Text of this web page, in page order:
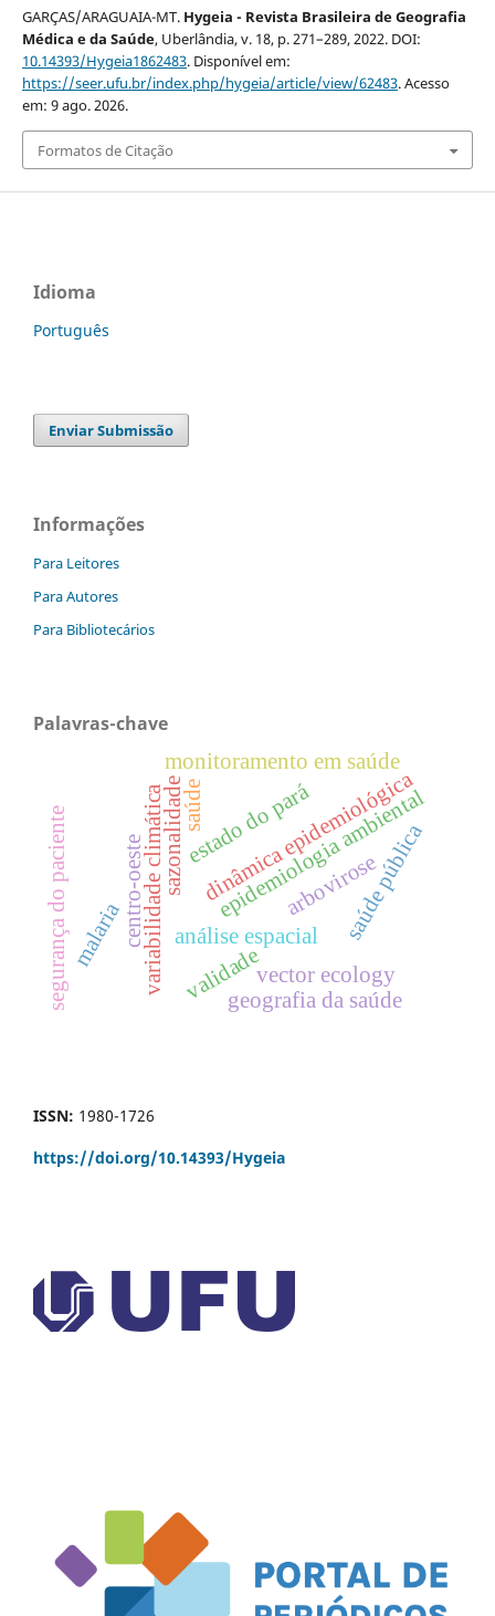
GARÇAS/ARAGUAIA-MT. Hygeia - Revista Brasileira de Geografia
Médica e da Saúde, Uberlândia, v. 18, p. 271–289, 2022. DOI:
10.14393/Hygeia1862483. Disponível em:
https://seer.ufu.br/index.php/hygeia/article/view/62483. Acesso
em: 9 ago. 2026.
Formatos de Citação
Idioma
Português
Enviar Submissão
Informações
Para Leitores
Para Autores
Para Bibliotecários
Palavras-chave
sazonalidade epidemiologia ambiental
saúde pública
estado do pará
variabilidade climática análise espacial
arbovirose
dinâmica epidemiológica
centro-oeste
validade
malaria
vector ecology
geografia da saúde
monitoramento em saúde
segurança do paciente
saúde
ISSN: 1980-1726
https://doi.org/10.14393/Hygeia